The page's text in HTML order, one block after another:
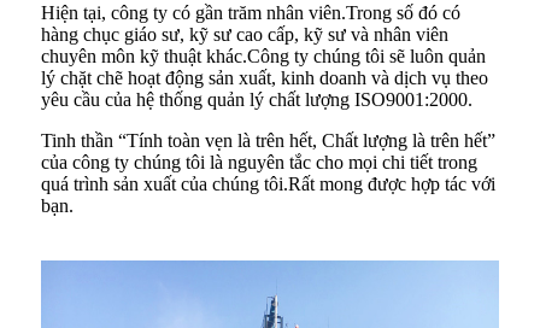
Hiện tại, công ty có gần trăm nhân viên.Trong số đó có
hàng chục giáo sư, kỹ sư cao cấp, kỹ sư và nhân viên
chuyên môn kỹ thuật khác.Công ty chúng tôi sẽ luôn quản
lý chặt chẽ hoạt động sản xuất, kinh doanh và dịch vụ theo
yêu cầu của hệ thống quản lý chất lượng ISO9001:2000.
Tinh thần “Tính toàn vẹn là trên hết, Chất lượng là trên hết”
của công ty chúng tôi là nguyên tắc cho mọi chi tiết trong
quá trình sản xuất của chúng tôi.Rất mong được hợp tác với
bạn.